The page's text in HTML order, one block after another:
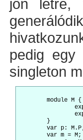
jön létre,
pedig egy
singleton